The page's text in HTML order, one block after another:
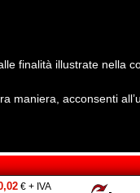
€ + IVA
finalità illustrate nella
maniera, acconsenti